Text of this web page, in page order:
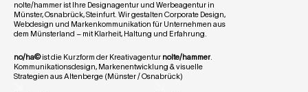
nolte/hammer ist Ihre Designagentur und Werbeagentur in
Münster, Osnabrück, Steinfurt. Wir gestalten Corporate Design,
Webdesign und Markenkommunikation für Unternehmen aus
dem Münsterland – mit Klarheit, Haltung und Erfahrung.
no/ha© ist die Kurzform der Kreativagentur nolte/hammer.
Kommunikationsdesign, Markenentwicklung & visuelle
Strategien aus Altenberge (Münster / Osnabrück)